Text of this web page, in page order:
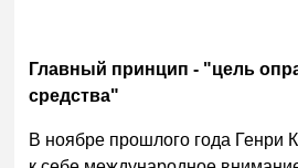
Главный принцип - "цель
средства"
В ноябре прошлого года Генри